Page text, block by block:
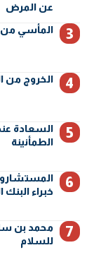
عن المرض
المأسي من
الخروج من
السعادة
الطمأنينة
خبراء البنك
محمد بن
للسلام